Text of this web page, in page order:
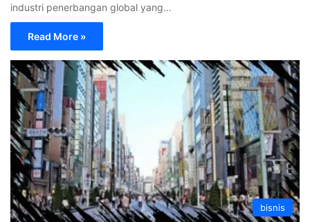
industri penerbangan global yang…
Read More »
bisnis